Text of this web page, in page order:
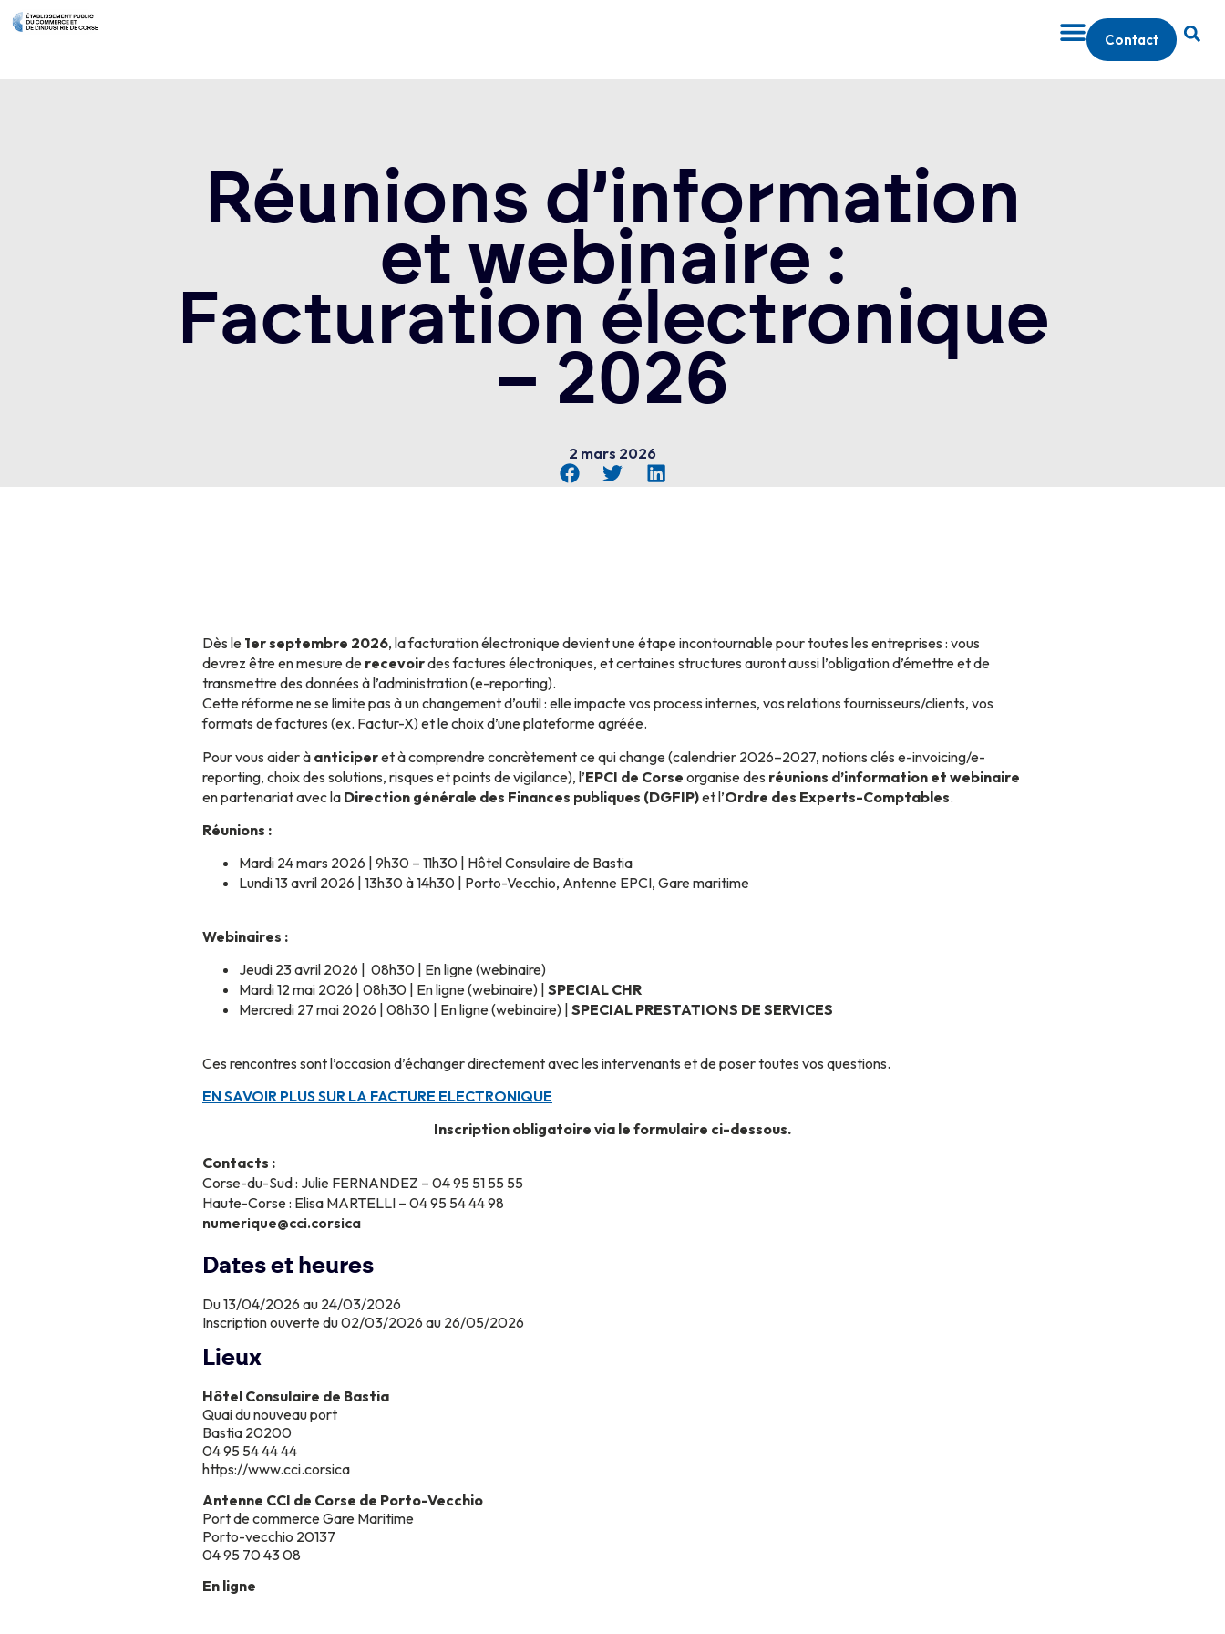
Contact
Réunions d’information
et webinaire :
Facturation électronique
– 2026
2 mars 2026
Dès le 1er septembre 2026, la facturation électronique devient une étape incontournable pour toutes les entreprises : vous
devrez être en mesure de recevoirdes factures électroniques, et certaines structures auront aussi l’obligation d’émettre et de
transmettre des données à l’administration (e-reporting).
Cette réforme ne se limite pas à un changement d’outil : elle impacte vos process internes, vos relations fournisseurs/clients, vos
formats de factures (ex. Factur-X) et le choix d’une plateforme agréée.
Pour vous aider à anticiperet à comprendre concrètement ce qui change (calendrier 2026–2027, notions clés e-invoicing/e-
reporting, choix des solutions, risques et points de vigilance), l’EPCI de Corse organise des réunions d’information et webinaire
en partenariat avec la Direction générale des Finances publiques (DGFIP)et l’Ordre des Experts-Comptables.
Réunions :
Mardi 24 mars 2026 | 9h30 – 11h30 | Hôtel Consulaire de Bastia
Lundi 13 avril 2026 | 13h30 à 14h30 | Porto-Vecchio, Antenne EPCI, Gare maritime
Webinaires :
Jeudi 23 avril 2026 | 08h30 | En ligne (webinaire)
Mardi 12 mai 2026 | 08h30 | En ligne (webinaire) | SPECIAL CHR
Mercredi 27 mai 2026 | 08h30 | En ligne (webinaire) | SPECIAL PRESTATIONS DE SERVICES
Ces rencontres sont l’occasion d’échanger directement avec les intervenants et de poser toutes vos questions.
EN SAVOIR PLUS SUR LA FACTURE ELECTRONIQUE
Inscription obligatoire via le formulaire ci-dessous.
Contacts :
Corse-du-Sud : Julie FERNANDEZ – 04 95 51 55 55
Haute-Corse : Elisa MARTELLI – 04 95 54 44 98
numerique@cci.corsica
Dates et heures
Du 13/04/2026 au 24/03/2026
Inscription ouverte du 02/03/2026 au 26/05/2026
Lieux
Hôtel Consulaire de Bastia
Quai du nouveau port
Bastia 20200
04 95 54 44 44
https://www.cci.corsica
Antenne CCI de Corse de Porto-Vecchio
Port de commerce Gare Maritime
Porto-vecchio 20137
04 95 70 43 08
En ligne